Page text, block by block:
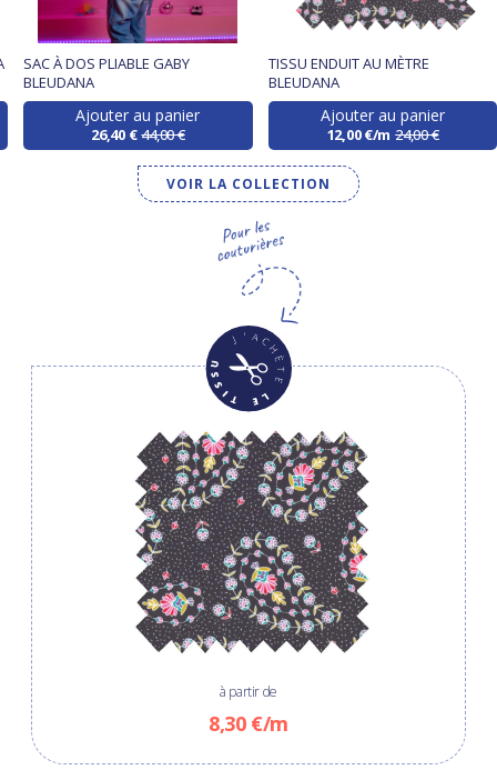
SAC À DOS PLIABLE GABY
BLEUDANA
Ajouter au panier
26,40 € 44,00 €
TISSU ENDUIT AU MÈTRE
BLEUDANA
Ajouter au panier
12,00 €/m 24,00 €
VOIR LA COLLECTION
à partir de
8,30 €/m